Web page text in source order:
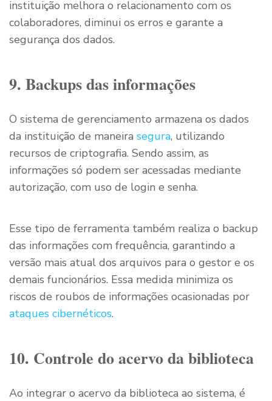
instituição melhora o relacionamento com os
colaboradores, diminui os erros e garante a
segurança dos dados.
9. Backups das informações
O sistema de gerenciamento armazena os dados
da instituição de maneira segura, utilizando
recursos de criptografia. Sendo assim, as
informações só podem ser acessadas mediante
autorização, com uso de login e senha.
Esse tipo de ferramenta também realiza o backup
das informações com frequência, garantindo a
versão mais atual dos arquivos para o gestor e os
demais funcionários. Essa medida minimiza os
riscos de roubos de informações ocasionadas por
ataques cibernéticos.
10. Controle do acervo da biblioteca
Ao integrar o acervo da biblioteca ao sistema, é